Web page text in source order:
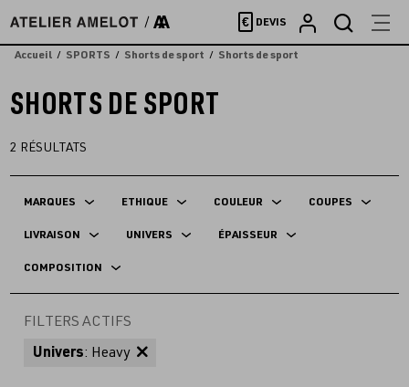
directement
au
€ DEVIS
Accueil SPORTS Shorts de sport Shorts de sport
SHORTS DE SPORT
2 RÉSULTATS
MARQUES ETHIQUE COULEUR COUPES
LIVRAISON UNIVERS ÉPAISSEUR
COMPOSITION
FILTERS ACTIFS
Univers: Heavy